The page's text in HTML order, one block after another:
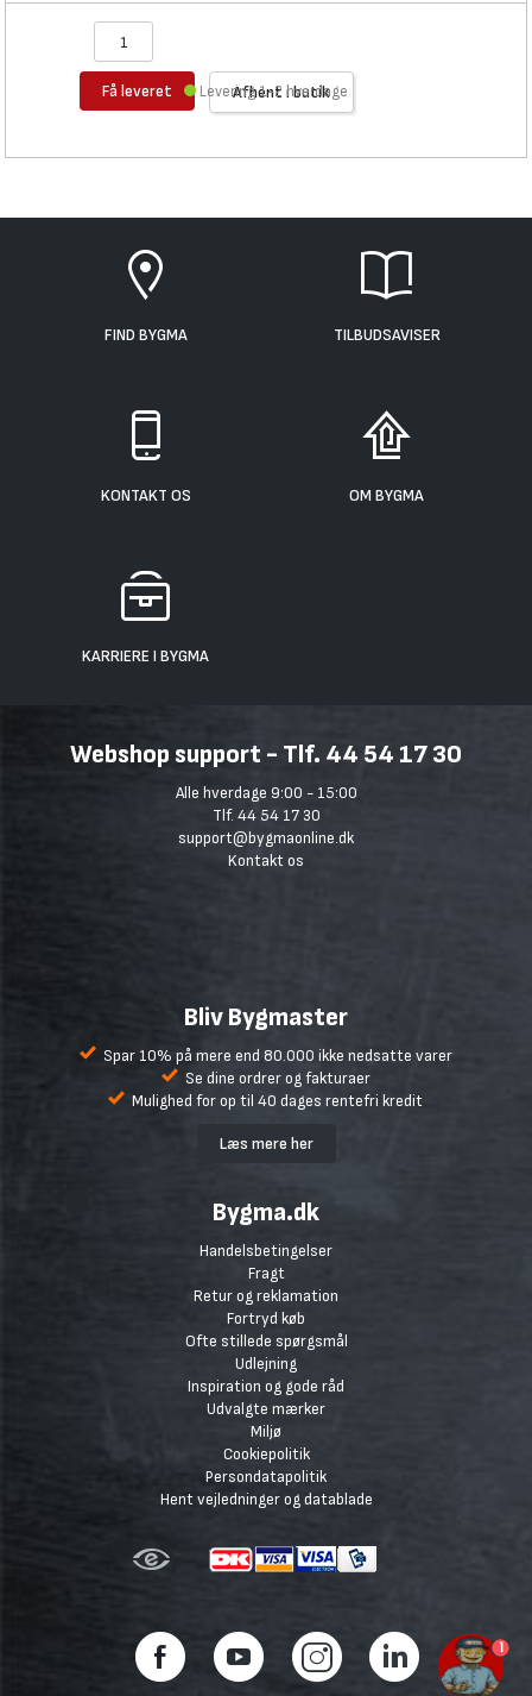
Få leveret Afhent i butik
Levering 1-2 hverdage
FIND BYGMA TILBUDSAVISER
KONTAKT OS OM BYGMA
KARRIERE I BYGMA
Webshop support - Tlf. 44 54 17 30
Alle hverdage 9:00 - 15:00
Tlf. 44 54 17 30
support@bygmaonline.dk
Kontakt os
Bliv Bygmaster
Spar 10% på mere end 80.000 ikke nedsatte varer
Se dine ordrer og fakturaer
Mulighed for op til 40 dages rentefri kredit
Læs mere her
Bygma.dk
Handelsbetingelser
Fragt
Retur og reklamation
Fortryd køb
Ofte stillede spørgsmål
Udlejning
Inspiration og gode råd
Udvalgte mærker
Miljø
Cookiepolitik
Persondatapolitik
Hent vejledninger og datablade
1